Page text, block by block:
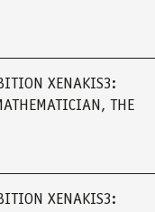
XENAKIS3:
THE
XENAKIS3: